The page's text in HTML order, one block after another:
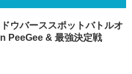
ドウバーススポットバトルオ
PeeGee & 最強決定戦